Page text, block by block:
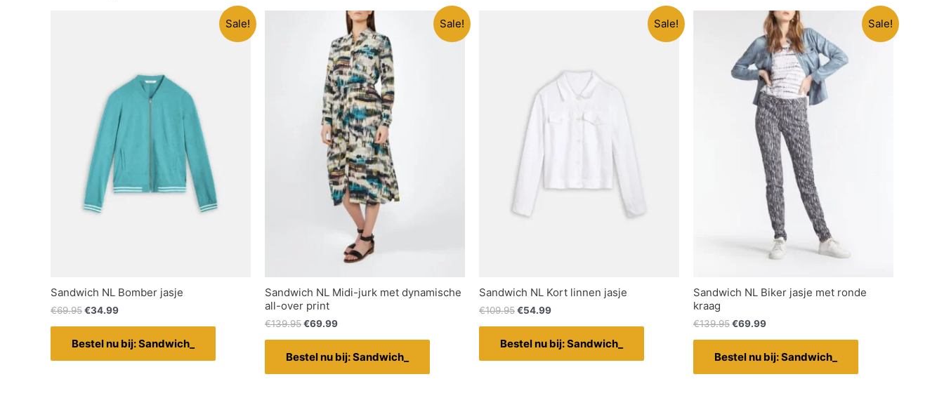
Sale!
Sandwich NL Bomber jasje
€69.95€34.99
Bestel nu bij: Sandwich_
Sale!
Sandwich NL Midi-jurk met dynamische
all-over print
€139.95€69.99
Bestel nu bij: Sandwich_
Sale!
Sandwich NL Kort linnen jasje
€109.95€54.99
Bestel nu bij: Sandwich_
Sale!
Sandwich NL Biker jasje met ronde
kraag
€139.95€69.99
Bestel nu bij: Sandwich_